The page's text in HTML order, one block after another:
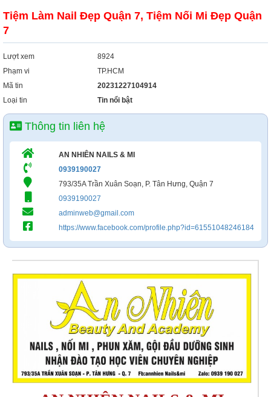
Tiệm Làm Nail Đẹp Quận 7, Tiệm Nối Mi Đẹp Quận
7
Lượt xem
8924
Phạm vi
TP.HCM
Mã tin
20231227104914
Loại tin
Tin nổi bật
Thông tin liên hệ
AN NHIÊN NAILS & MI
0939190027
793/35A Trần Xuân Soạn, P. Tân Hưng, Quận 7
0939190027
adminweb@gmail.com
https://www.facebook.com/profile.php?id=61551048246184